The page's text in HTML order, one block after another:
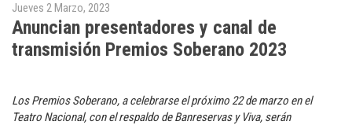
Jueves 2 Marzo, 2023
Anuncian presentadores y canal de
transmisión Premios Soberano 2023
Los Premios Soberano, a celebrarse el próximo 22 de marzo en el
Teatro Nacional, con el respaldo de Banreservas y Viva, serán